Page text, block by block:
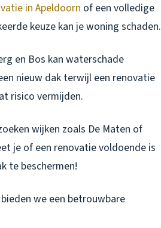
in Apeldoorn of een volledige
keuze kan je woning schaden.
en Bos kan waterschade
nieuw dak terwijl een renovatie
risico vermijden.
wijken zoals De Maten of
je of een renovatie voldoende is
te beschermen!
we een betrouwbare